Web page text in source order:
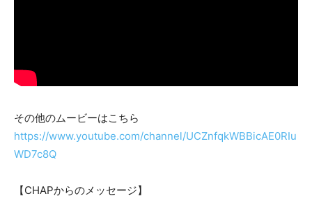
その他のムービーはこちら
https://www.youtube.com/channel/UCZnfqkWBBicAE0RIu
WD7c8Q
【CHAPからのメッセージ】